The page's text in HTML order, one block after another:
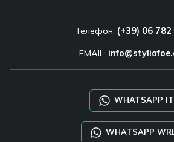
Телефон: (+39) 06 782
EMAIL:
WHATSAPP IT
WHATSAPP